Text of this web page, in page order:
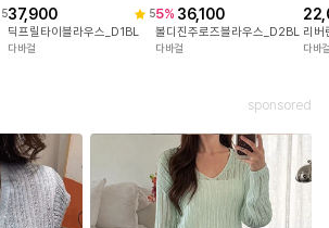
537,900 5
딕프릴타이블라우스_D1BL
다바걸
5% 36,100
볼디진주로즈블라우스_D2BL
다바걸
리버
다바
sponsored